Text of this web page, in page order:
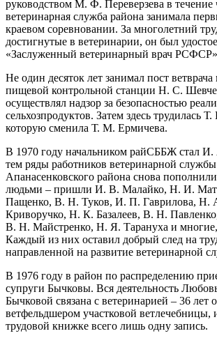
руководством М. Ф. Переверзева в течение
ветеринарная служба района занимала
краевом соревновании. За многолетний
достигнутые в ветеринарии, он был
«Заслуженный ветеринарный врач
Не один десяток лет занимал пост
пищевой контрольной станции Н. С.
осуществлял надзор за безопасностью
сельхозпродуктов. Затем здесь трудилась
которую сменила Т. М. Ермичева.
В 1970 году начальником райСББЖ стал
тем ряды работников ветеринарной службы
Апанасенковского района снова
людьми – ​пришли И. В. Малайко, Н. И.
Пащенко, В. Н. Туков, И. П. Гаврилова, Н.
Криворучко, Н. К. Базалеев, В. Н.
В. Н. Майстренко, Н. Я. Тарануха и
Каждый из них оставил добрый след на
направленной на развитие ветеринарной
В 1976 году в район по распределению
супруги Бычковы. Вся деятельность
Бычковой связана с ветеринарией – ​36 лет
ветфельдшером участковой ветлечебницы,
трудовой книжке всего лишь одну запись.